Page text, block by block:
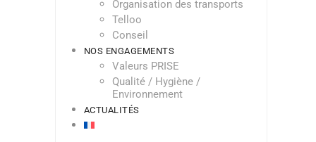
Organisation des transports
Telloo
Conseil
NOS ENGAGEMENTS
Valeurs PRISE
Qualité / Hygiène /
Environnement
ACTUALITÉS